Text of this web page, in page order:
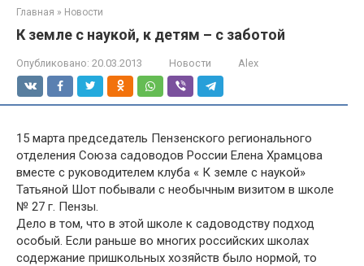
Главная » Новости
К земле с наукой, к детям – с заботой
Опубликовано: 20.03.2013 Новости Alex
15 марта председатель Пензенского регионального
отделения Союза садоводов России Елена Храмцова
вместе с руководителем клуба « К земле с наукой»
Татьяной Шот побывали с необычным визитом в школе
№ 27 г. Пензы.
Дело в том, что в этой школе к садоводству подход
особый. Если раньше во многих российских школах
содержание пришкольных хозяйств было нормой, то